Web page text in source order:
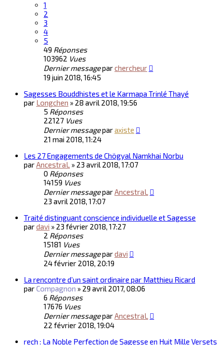
1
2
3
4
5
49 Réponses
103962 Vues
Dernier messageparchercheur
19 juin 2018, 16:45
Sagesses Bouddhistes et le Karmapa Trinlé Thayé
par Longchen » 28 avril 2018, 19:56
5 Réponses
22127 Vues
Dernier messageparaxiste
21 mai 2018, 11:24
Les 27 Engagements de Chögyal Namkhai Norbu
parAncestraL » 23 avril 2018, 17:07
0 Réponses
14159 Vues
Dernier messageparAncestraL
23 avril 2018, 17:07
Traité distinguant conscience individuelle et Sagesse
pardavi » 23 février 2018, 17:27
2 Réponses
15181 Vues
Dernier messagepardavi
24 février 2018, 20:19
La rencontre d’un saint ordinaire par Matthieu Ricard
parCompagnon » 29 avril 2017, 08:06
6 Réponses
17676 Vues
Dernier messageparAncestraL
22 février 2018, 19:04
rech : La Noble Perfection de Sagesse en Huit Mille Versets